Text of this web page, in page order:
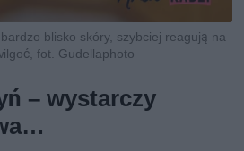
blisko skóry, szybciej reagują na
fot. Gudellaphoto
– wystarczy